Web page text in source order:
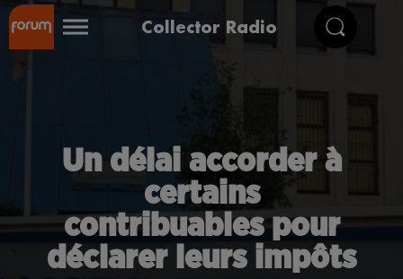
Collector Radio
Un délai accorder à
certains
contribuables pour
déclarer leurs impôts